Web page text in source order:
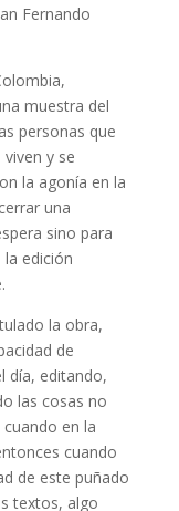
Fernando
muestra del
personas que
y se
la agonía en la
una
sino para
la edición
la obra,
de
día, editando,
las cosas no
en la
cuando
de este puñado
textos, algo